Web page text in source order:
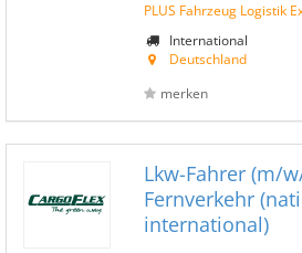
PLUS Fahrzeug Logistik
International
Deutschland
merken
Lkw-Fahrer (m/
Fernverkehr
international)